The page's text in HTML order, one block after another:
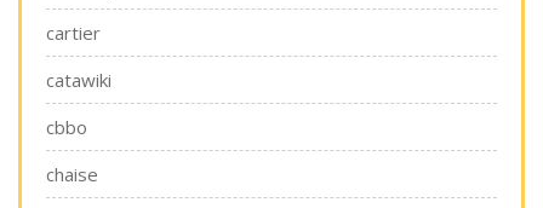
cartier
catawiki
cbbo
chaise